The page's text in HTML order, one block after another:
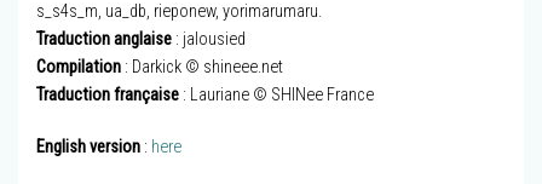
s_s4s_m, ua_db, rieponew, yorimarumaru.
Traduction anglaise : jalousied
Compilation : Darkick © shineee.net
Traduction française : Lauriane © SHINee France
English version : here